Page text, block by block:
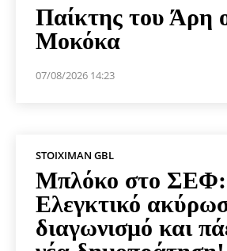
Παίκτης του Άρη
Μοκόκα
07/08/2026 14:23
STOIXIMAN GBL
Μπλόκο στο
Ελεγκτικό
διαγωνισμό και